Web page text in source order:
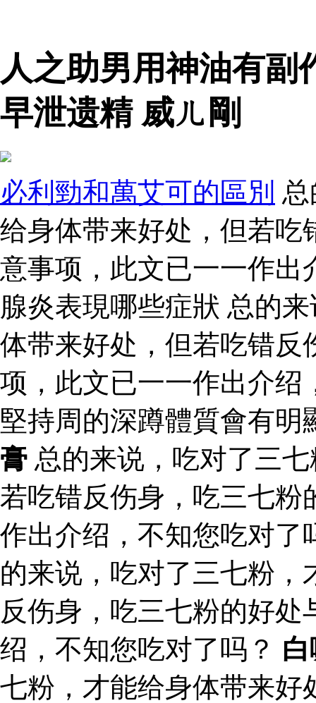
人之助男用神油有副
早泄遗精 威ㄦ剛
必利勁和萬艾可的區別
给身体带来好处，但若吃
意事项，此文已一一作出
腺炎表現哪些症狀 总的
体带来好处，但若吃错反
项，此文已一一作出介绍
堅持周的深蹲體質會有
膏 总的来说，吃对了三
若吃错反伤身，吃三七粉
作出介绍，不知您吃对了
的来说，吃对了三七粉
反伤身，吃三七粉的好
绍，不知您吃对了吗？
七粉，才能给身体带来好